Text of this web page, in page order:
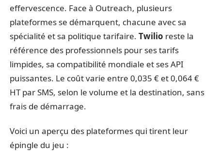
effervescence. Face à Outreach, plusieurs
plateformes se démarquent, chacune avec sa
spécialité et sa politique tarifaire. Twilio reste la
référence des professionnels pour ses tarifs
limpides, sa compatibilité mondiale et ses API
puissantes. Le coût varie entre 0,035 € et 0,064 €
HT par SMS, selon le volume et la destination, sans
frais de démarrage.
Voici un aperçu des plateformes qui tirent leur
épingle du jeu :